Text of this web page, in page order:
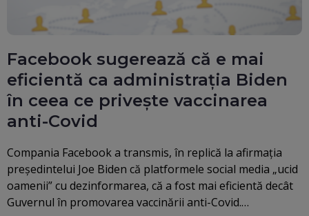
Facebook sugerează că e mai
eficientă ca administraţia Biden
în ceea ce priveşte vaccinarea
anti-Covid
Compania Facebook a transmis, în replică la afirmaţia
preşedintelui Joe Biden că platformele social media „ucid
oamenii” cu dezinformarea, că a fost mai eficientă decât
Guvernul în promovarea vaccinării anti-Covid.…